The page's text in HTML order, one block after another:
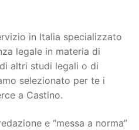
in Italia specializzato
legale in materia di
altri studi legali o di
selezionato per te i
a Castino.
e “messa a norma”